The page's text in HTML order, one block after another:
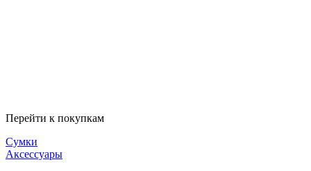
Перейти к покупкам
Сумки
Аксессуары